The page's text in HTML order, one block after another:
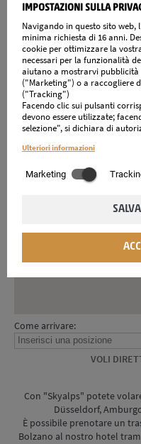
Via
Alto
Come arrivare:
VOLI
Con "Skyalps" potete
Düsseldorf,
È possibile prenotare un
Bolzano al nostro hotel
IMPOSTAZIONI SULLA
Navigando in questo sito
minima richiesta di 16 anni.
cookie per ottimizzare la
necessari per la funzionalità
aiutano a mostrarvi
("Marketing") o a raccogliere
("Tracking")
Facendo clic sui pulsanti
devono essere utilizzate;
selezione", si dichiara di
Ulteriori informazioni
Marketing